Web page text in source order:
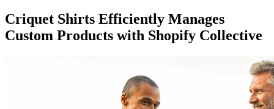
Criquet Shirts Efficiently Manages
Custom Products with Shopify Collective